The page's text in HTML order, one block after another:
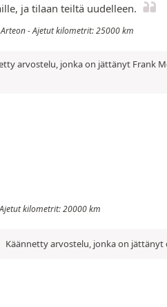
ja tilaan teiltä uudelleen.
- Ajetut kilometrit: 25000 km
arvostelu, jonka on jättänyt Frank
kilometrit: 20000 km
Käännetty arvostelu, jonka on jättänyt